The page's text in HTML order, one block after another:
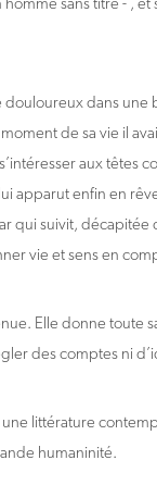
dans une
de sa vie il
aux têtes
apparut enfin en
qui suivit,
vie et sens en
Elle donne toute
des comptes ni
une littérature
humaninité.